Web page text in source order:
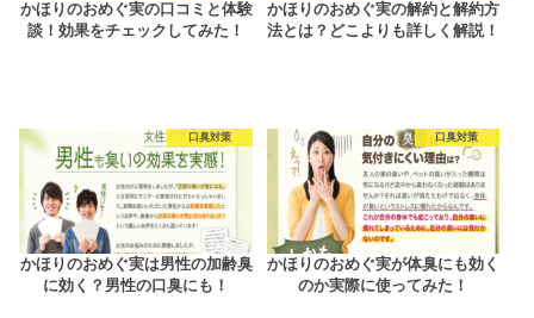
かほりのおめぐ実の口コミと体験
談！効果をチェックしてみた！
かほりのおめぐ実の解約と解約方
法とは？どこよりも詳しく解説！
口臭対策
かほりのおめぐ実は男性の加齢臭
に効く？男性の口臭にも！
口臭対策
かほりのおめぐ実が体臭にも効く
のか実際に使ってみた！